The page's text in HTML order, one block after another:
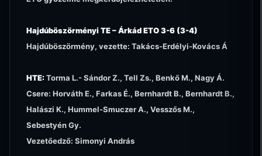
Hajdúböszörményi TE – Árkád ETO 3-6 (3-4)
Hajdúböszörmény, vezette: Takács-Erdélyi-Kovács Á
HTE:Torma L.- Sándor Z., Tell Zs., Benkő M., Nagy Á.
Csere: Horváth E., Farkas É., Bernhardt B., Bernhardt B.,
Halászi K., Hummel-Smuczer A., Vesszős M.,
Sebestyén Gy.
Vezetőedző: Simonyi András